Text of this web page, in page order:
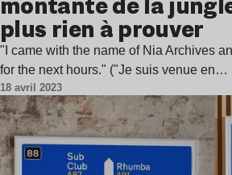
plus rien à prouver
"I came with the name of Nia Archives
for the next hours." ("Je suis venue en…
18 avril 2023